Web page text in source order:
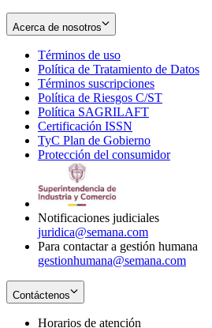
Acerca de nosotros
Términos de uso
in
new
window
Política de Tratamiento de Datos
Términos suscripciones
in
Política de Riesgos C/ST
Política SAGRILAFT
new
window
Certificación ISSN
in
new
TyC Plan de Gobierno
in
Protección del consumidorOpens
Notificaciones judiciales
juridica@semana.com
Para contactar a gestión humana
gestionhumana@semana.com
Contáctenos
Horarios de atención